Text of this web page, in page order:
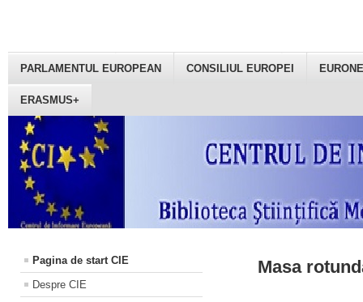
PARLAMENTUL EUROPEAN CONSILIUL EUROPEI
ERASMUS+
Pagina de start CIE
Despre CIE
Masa